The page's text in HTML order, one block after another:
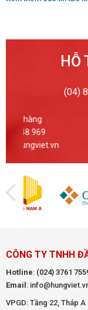
HỖ
(04)
CÔNG TY TNHH
Hotline: (024) 3761
Email :
VPGD: Tầng 22, Tháp